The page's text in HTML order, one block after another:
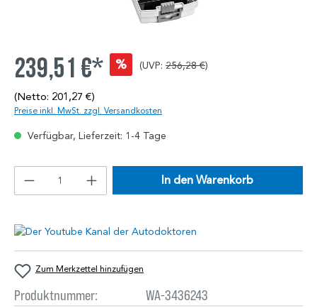
239,51 €* % (UVP: 256,28 €)
(Netto: 201,27 €)
Preise inkl. MwSt. zzgl. Versandkosten
Verfügbar, Lieferzeit: 1-4 Tage
In den Warenkorb
Zum Merkzettel hinzufügen
Produktnummer:
WA-3436243